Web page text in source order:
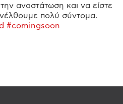
αναστάτωση και να είστε
πολύ σύντομα.
#comingsoon